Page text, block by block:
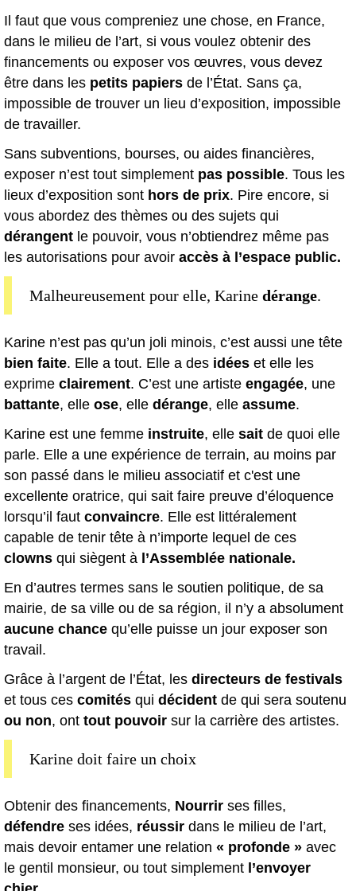
Il faut que vous compreniez une chose, en France,
dans le milieu de l’art, si vous voulez obtenir des
financements ou exposer vos œuvres, vous devez
être dans les petits papiers de l’État. Sans ça,
impossible de trouver un lieu d’exposition, impossible
de travailler.
Sans subventions, bourses, ou aides financières,
exposer n’est tout simplement pas possible. Tous les
lieux d’exposition sont hors de prix. Pire encore, si
vous abordez des thèmes ou des sujets qui
dérangent le pouvoir, vous n’obtiendrez même pas
les autorisations pour avoir accès à l’espace public.
Malheureusement pour elle, Karine dérange.
Karine n’est pas qu’un joli minois, c’est aussi une tête
bien faite. Elle a tout. Elle a des idées et elle les
exprime clairement. C’est une artiste engagée, une
battante, elle ose, elle dérange, elle assume.
Karine est une femme instruite, elle sait de quoi elle
parle. Elle a une expérience de terrain, au moins par
son passé dans le milieu associatif et c'est une
excellente oratrice, qui sait faire preuve d’éloquence
lorsqu’il faut convaincre. Elle est littéralement
capable de tenir tête à n’importe lequel de ces
clowns qui siègent à l’Assemblée nationale.
En d’autres termes sans le soutien politique, de sa
mairie, de sa ville ou de sa région, il n’y a absolument
aucune chance qu’elle puisse un jour exposer son
travail.
Grâce à l’argent de l’État, les directeurs de festivals
et tous ces comités qui décident de qui sera soutenu
ou non, ont tout pouvoir sur la carrière des artistes.
Karine doit faire un choix
Obtenir des financements, Nourrir ses filles,
défendre ses idées, réussir dans le milieu de l’art,
mais devoir entamer une relation « profonde » avec
le gentil monsieur, ou tout simplement l’envoyer